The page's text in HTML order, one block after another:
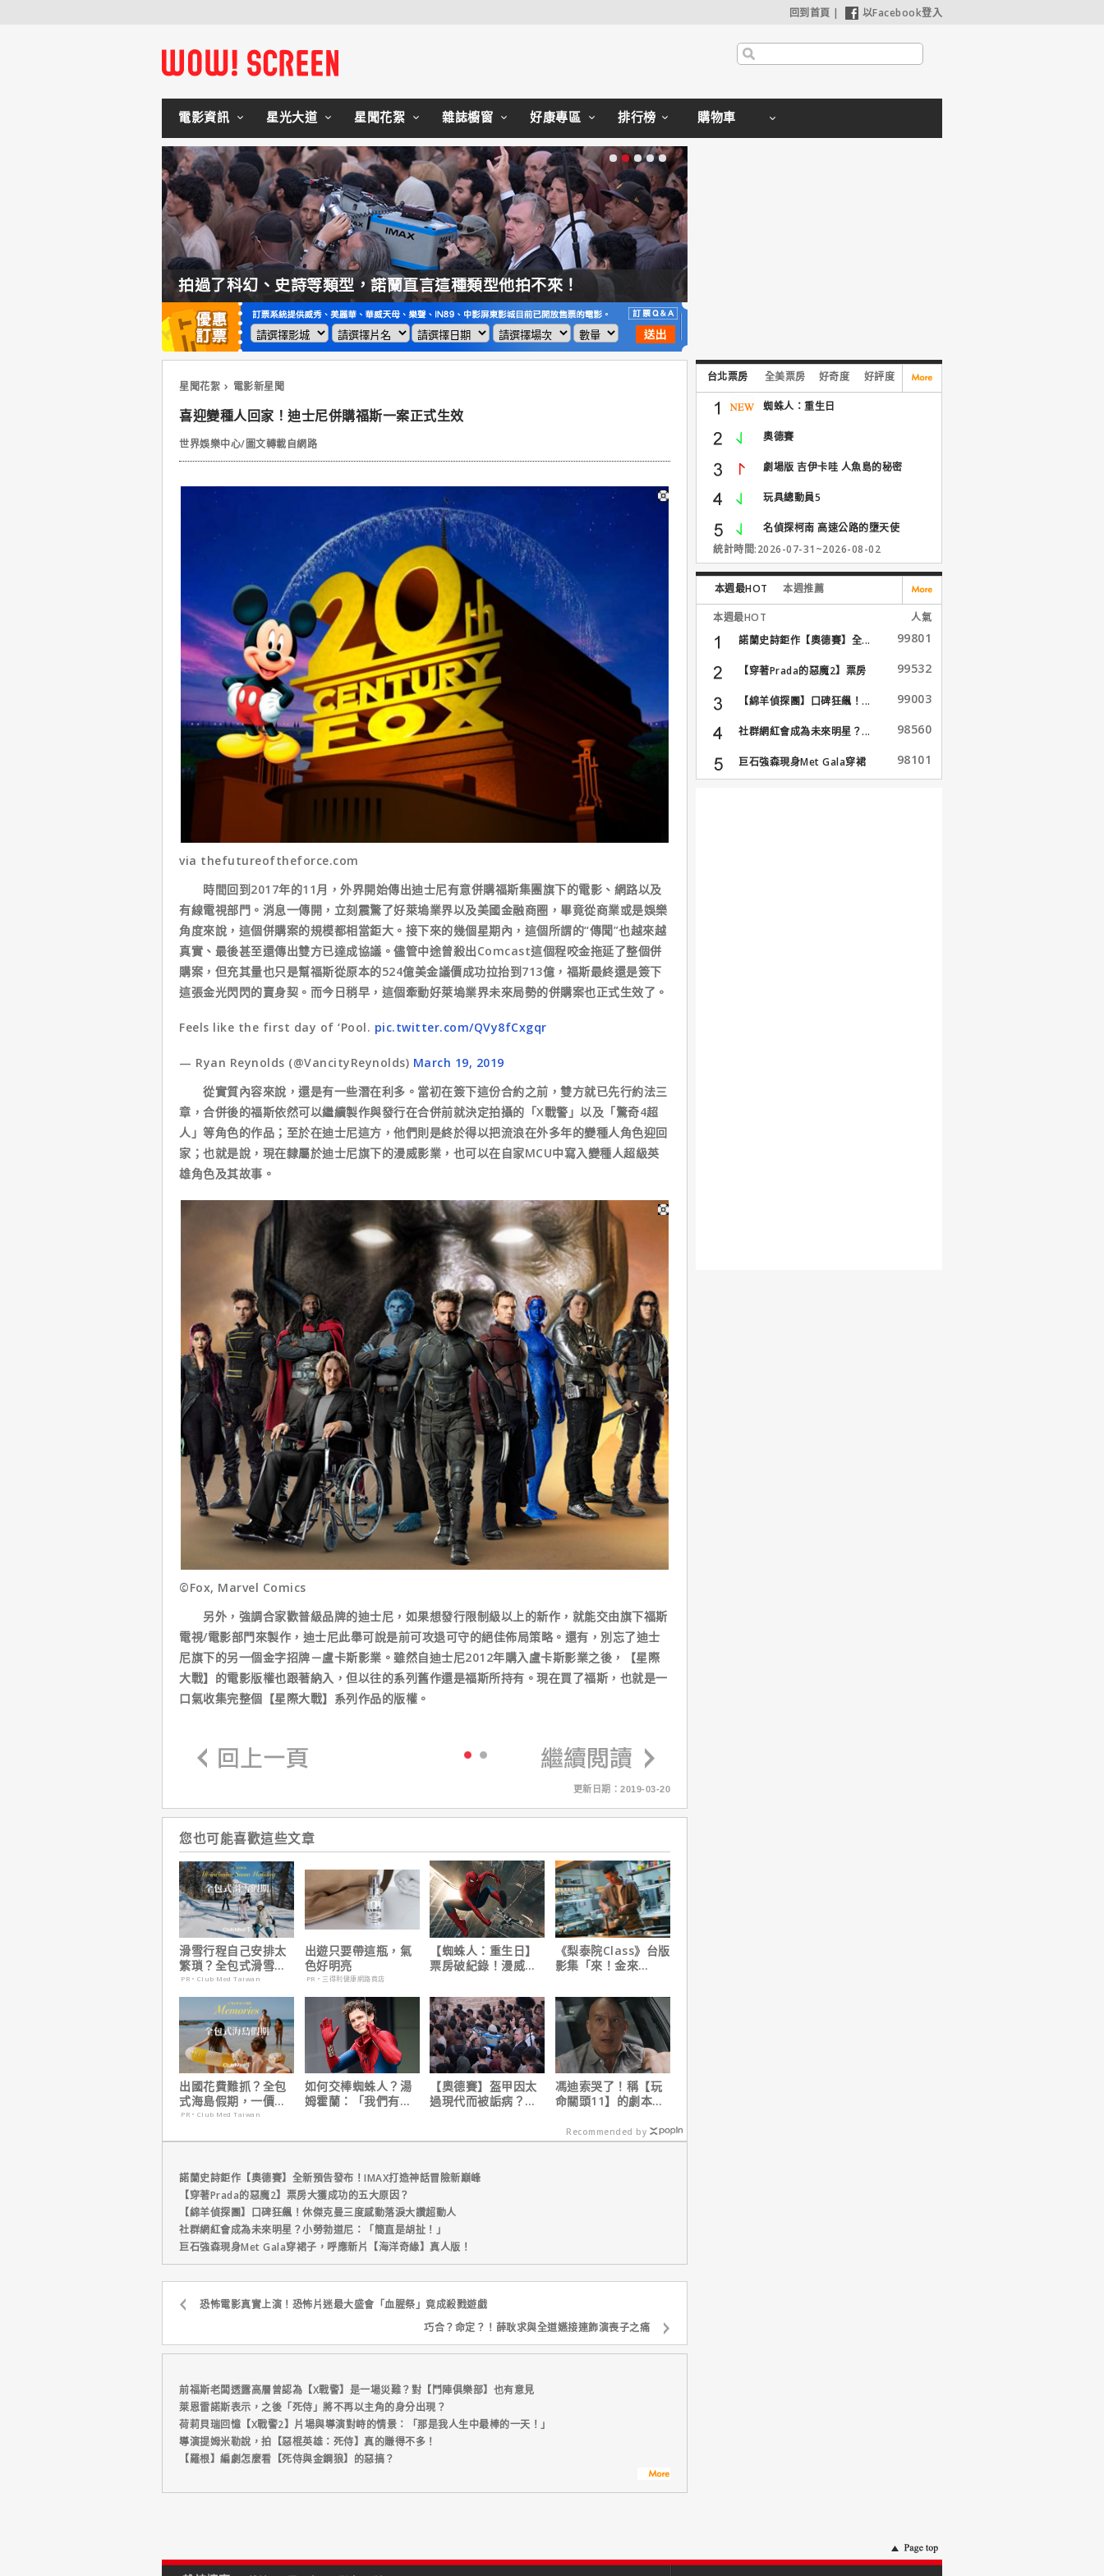
回到首頁 | 以Facebook登入
電影資訊 星光大道 星聞花絮 雜誌櫥窗 好康專區 排行榜 購物車
拍過了科幻、史詩等類型，諾蘭直言這種類型他拍不來！
星聞花絮 電影新星聞
喜迎變種人回家！迪士尼併購福斯一案正式生效
世界娛樂中心/圖文轉載自網路
via thefutureoftheforce.com
時間回到2017年的11月，外界開始傳出迪士尼有意併購福斯集團旗下的電影、網路以及
有線電視部門。消息一傳開，立刻震驚了好萊塢業界以及美國金融商圈，畢竟從商業或是娛樂
角度來說，這個併購案的規模都相當鉅大。接下來的幾個星期內，這個所謂的“傳聞”也越來越
真實、最後甚至還傳出雙方已達成協議。儘管中途曾殺出Comcast這個程咬金拖延了整個併
購案，但充其量也只是幫福斯從原本的524億美金議價成功拉抬到713億，福斯最終還是簽下
這張金光閃閃的賣身契。而今日稍早，這個牽動好萊塢業界未來局勢的併購案也正式生效了。
Feels like the first day of ‘Pool. pic.twitter.com/QVy8fCxgqr
— Ryan Reynolds (@VancityReynolds) March 19, 2019
從實質內容來說，還是有一些潛在利多。當初在簽下這份合約之前，雙方就已先行約法三
章，合併後的福斯依然可以繼續製作與發行在合併前就決定拍攝的「X戰警」以及「驚奇4超
人」等角色的作品；至於在迪士尼這方，他們則是終於得以把流浪在外多年的變種人角色迎回
家；也就是說，現在隸屬於迪士尼旗下的漫威影業，也可以在自家MCU中寫入變種人超級英
雄角色及其故事。
©Fox, Marvel Comics
另外，強調合家歡普級品牌的迪士尼，如果想發行限制級以上的新作，就能交由旗下福斯
電視/電影部門來製作，迪士尼此舉可說是前可攻退可守的絕佳佈局策略。還有，別忘了迪士
尼旗下的另一個金字招牌－盧卡斯影業。雖然自迪士尼2012年購入盧卡斯影業之後，【星際
大戰】的電影版權也跟著納入，但以往的系列舊作還是福斯所持有。現在買了福斯，也就是一
口氣收集完整個【星際大戰】系列作品的版權。
更新日期：2019-03-20
您也可能喜歡這些文章
滑雪行程自己安排太
繁瑣？全包式滑雪假
期：出門即雪場，一
價全包不怕預算爆
PR・Club Med Taiwan
出遊只要帶這瓶，氣
色好明亮
PR・三得利健康網路商店
【蜘蛛人：重生日】
票房破紀錄！漫威總
讚！
《梨泰院Class》台版
影集「來！金來
上線
出國花費難抓？全包
式海島假期，一價搞
定食宿玩樂，省錢更
PR・Club Med Taiwan
如何交棒蜘蛛人？湯
姆霍蘭：「我們有一
【奧德賽】盔甲因太
過現代而被詬病？導
馮迪索哭了！稱【玩
命關頭11】的劇本是
Recommended by
諾蘭史詩鉅作【奧德賽】全新預告發布！IMAX打造神話冒險新巔峰
【穿著Prada的惡魔2】票房大獲成功的五大原因？
【綿羊偵探團】口碑狂飆！休傑克曼三度感動落淚大讚超動人
社群網紅會成為未來明星？小勞勃道尼：「簡直是胡扯！」
巨石強森現身Met Gala穿裙子，呼應新片【海洋奇緣】真人版！
恐怖電影真實上演！恐怖片迷最大盛會「血腥祭」竟成殺戮遊戲
巧合？命定？！薛耿求與全道嬿接連飾演喪子之痛
前福斯老闆透露高層曾認為【X戰警】是一場災難？對【鬥陣俱樂部】也有意見
萊恩雷諾斯表示，之後「死侍」將不再以主角的身分出現？
荷莉貝瑞回憶【X戰警2】片場與導演對峙的情景：「那是我人生中最棒的一天！」
導演提姆米勒說，拍【惡棍英雄：死侍】真的賺得不多！
【羅根】編劇怎麼看【死侍與金鋼狼】的惡搞？
台北票房 全美票房 好奇度 好評度
蜘蛛人：重生日
奧德賽
劇場版 吉伊卡哇 人魚島的秘密
玩具總動員5
名偵探柯南 高速公路的墮天使
統計時間:2026-07-31~2026-08-02
本週最HOT 本週推薦
本週最HOT
人氣
諾蘭史詩鉅作【奧德賽】全...
99801
【穿著Prada的惡魔2】票房
99532
【綿羊偵探團】口碑狂飆！... 99003
社群網紅會成為未來明星？... 98560
巨石強森現身Met Gala穿裙
子...
98101